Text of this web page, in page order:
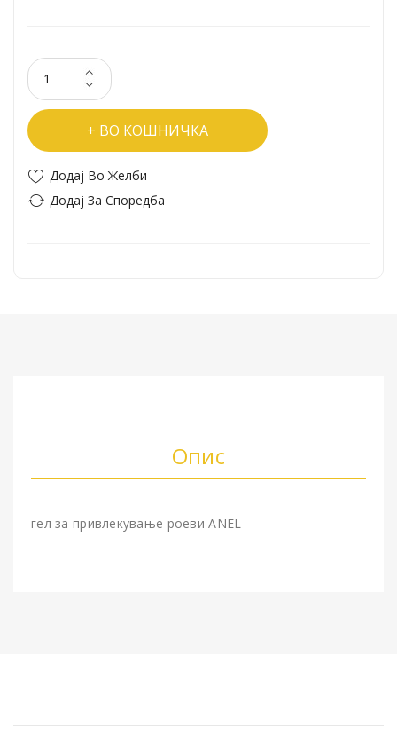
ВО КОШНИЧКА
Додај Во Желби
Додај За Споредба
Опис
гел за привлекување роеви ANEL